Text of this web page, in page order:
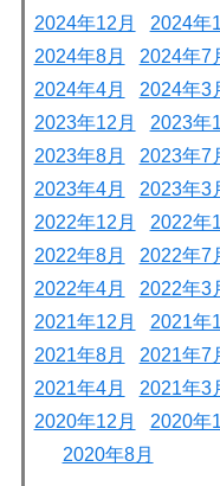
2024年12月 2024年
2024年8月
2024年7
2024年4月
2024年3
2023年12月
2023年
2023年8月
2023年7
2023年4月
2023年3
2022年12月
2022年
2022年8月
2022年7
2022年4月
2022年3
2021年12月
2021年
2021年8月
2021年7
2021年4月
2021年3
2020年12月
2020年
2020年8月